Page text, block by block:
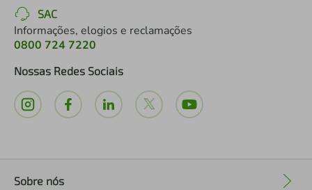
SAC
Informações, elogios e reclamações
0800 724 7220
Nossas Redes Sociais
Sobre nós